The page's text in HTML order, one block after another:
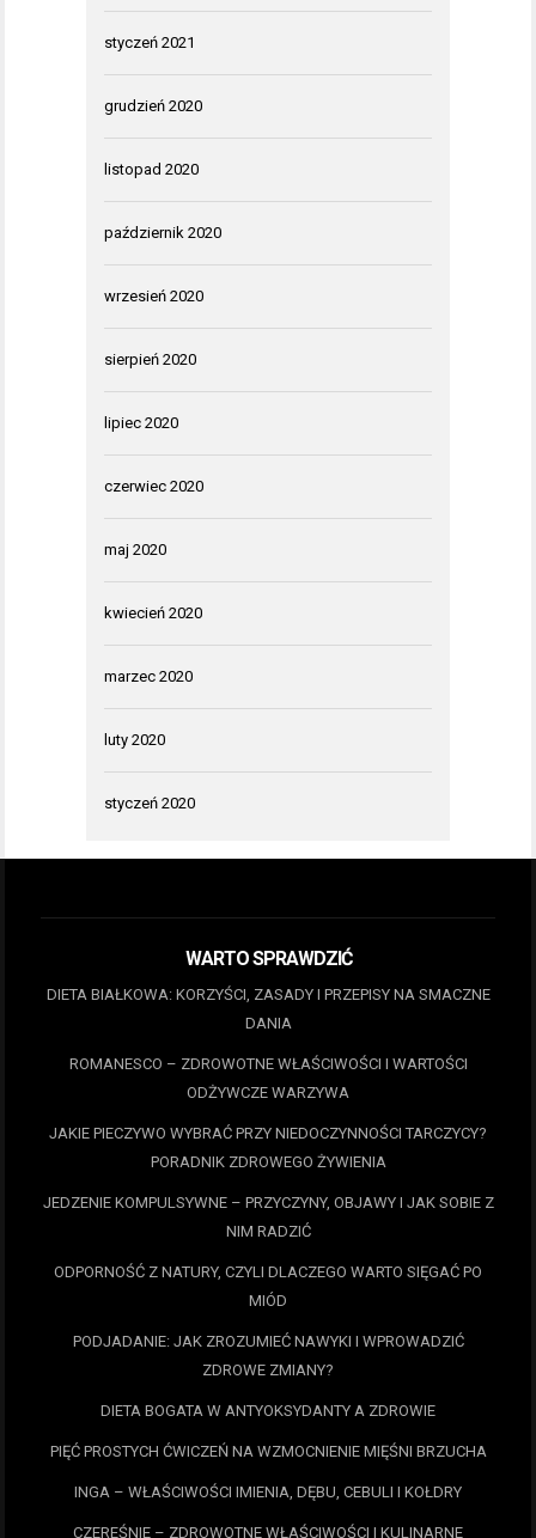
styczeń 2021
grudzień 2020
listopad 2020
październik 2020
wrzesień 2020
sierpień 2020
lipiec 2020
czerwiec 2020
maj 2020
kwiecień 2020
marzec 2020
luty 2020
styczeń 2020
WARTO SPRAWDZIĆ
DIETA BIAŁKOWA: KORZYŚCI, ZASADY I PRZEPISY NA SMACZNE
DANIA
ROMANESCO – ZDROWOTNE WŁAŚCIWOŚCI I WARTOŚCI
ODŻYWCZE WARZYWA
JAKIE PIECZYWO WYBRAĆ PRZY NIEDOCZYNNOŚCI TARCZYCY?
PORADNIK ZDROWEGO ŻYWIENIA
JEDZENIE KOMPULSYWNE – PRZYCZYNY, OBJAWY I JAK SOBIE Z
NIM RADZIĆ
ODPORNOŚĆ Z NATURY, CZYLI DLACZEGO WARTO SIĘGAĆ PO
MIÓD
PODJADANIE: JAK ZROZUMIEĆ NAWYKI I WPROWADZIĆ
ZDROWE ZMIANY?
DIETA BOGATA W ANTYOKSYDANTY A ZDROWIE
PIĘĆ PROSTYCH ĆWICZEŃ NA WZMOCNIENIE MIĘŚNI BRZUCHA
INGA – WŁAŚCIWOŚCI IMIENIA, DĘBU, CEBULI I KOŁDRY
CZEREŚNIE – ZDROWOTNE WŁAŚCIWOŚCI I KULINARNE